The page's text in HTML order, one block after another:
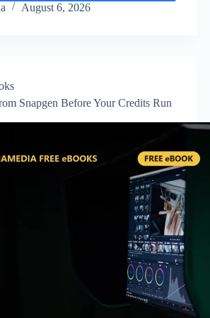
August 6, 2026
Snapgen Before Your Credits Run